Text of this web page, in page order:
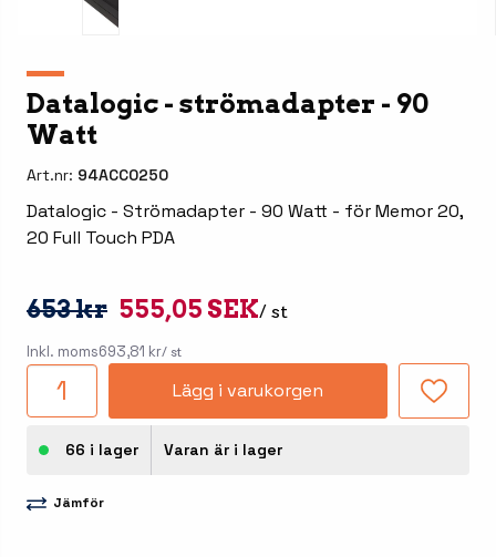
Datalogic - strömadapter - 90
Watt
Art.nr: 94ACC0250
Datalogic - Strömadapter - 90 Watt - för Memor 20,
20 Full Touch PDA
653 kr 555,05 SEK/ st
Inkl. moms693,81 kr/ st
Lägg i varukorgen
66 i lager Varan är i lager
Jämför